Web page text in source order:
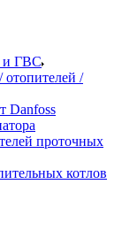
и ГВС
/
Danfoss
проточных
котлов